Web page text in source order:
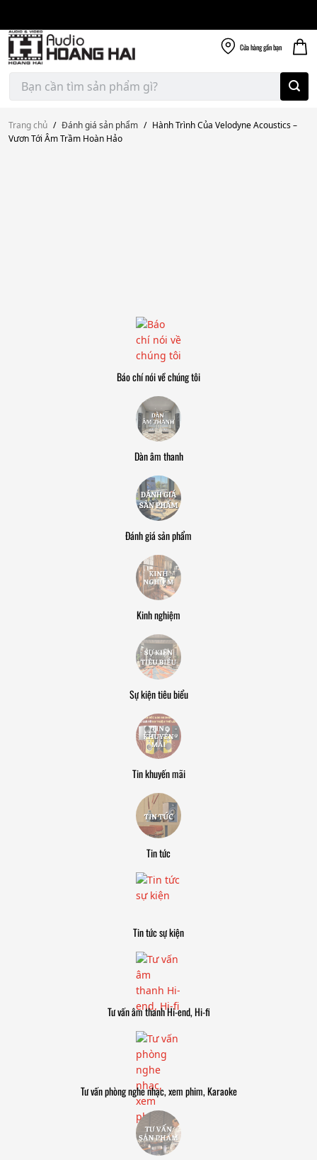
content
Cửa hànggần bạn
Tìm
kiếm:
Trang chủ / Đánh giá sản phẩm / Hành Trình Của Velodyne Acoustics –
Vươn Tới Âm Trầm Hoàn Hảo
Báo chí nói về chúng tôi
Dàn âm thanh
Đánh giá sản phẩm
Kinh nghiệm
Sự kiện tiêu biểu
Tin khuyến mãi
Tin tức
Tin tức sự kiện
Tư vấn âm thanh Hi-end, Hi-fi
Tư vấn phòng nghe nhạc, xem phim, Karaoke